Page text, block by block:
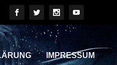
IMPRESSUM